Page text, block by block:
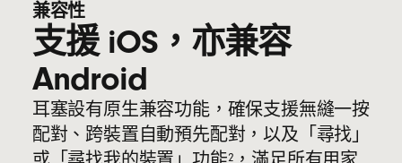
兼容性
支援 iOS，亦兼容
Android
耳塞設有原生兼容功能，確保支援無縫一按
配對、跨裝置自動預先配對，以及「尋找」
2